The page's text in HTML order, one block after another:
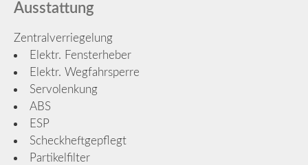
Ausstattung
Zentralverriegelung
Elektr. Fensterheber
Elektr. Wegfahrsperre
Servolenkung
ABS
ESP
Scheckheftgepflegt
Partikelfilter